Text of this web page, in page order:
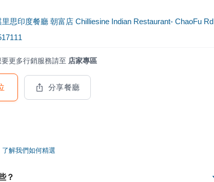
里思印度餐廳 朝富店 Chilliesine Indian Restaurant- ChaoFu Rd
更多行銷服務請至 店家專區
分享餐廳
了解我們如何精選
？